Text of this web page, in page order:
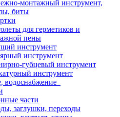
монтажный инструмент,
биты
для герметиков и
пены
инструмент
инструмент
губцевый инструмент
инструмент
водоснабжение
части
заглушки, переходы